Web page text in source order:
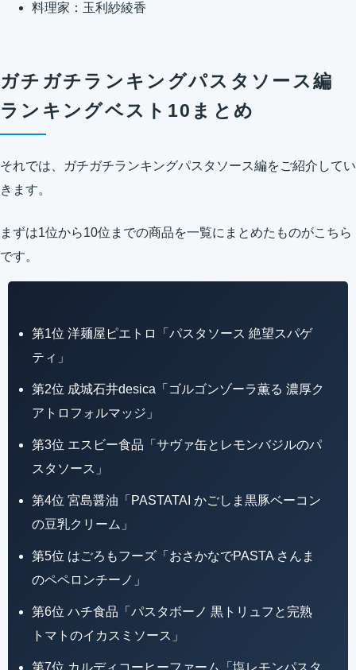
料理家：玉利紗綾香
ガチガチランキングパスタソース編
ランキングベスト10まとめ
それでは、ガチガチランキングパスタソース編をご紹介してい
きます。
まずは1位から10位までの商品を一覧にまとめたものがこちら
です。
第1位 洋麺屋ピエトロ「パスタソース 絶望スパゲ
ティ」
第2位 成城石井desica「ゴルゴンゾーラ薫る 濃厚ク
アトロフォルマッジ」
第3位 エスビー食品「サヴァ缶とレモンバジルのパ
スタソース」
第4位 宮島醤油「PASTATAI かごしま黒豚ベーコン
の豆乳クリーム」
第5位 はごろもフーズ「おさかなでPASTA さんま
のペペロンチーノ」
第6位 ハチ食品「パスタボーノ 黒トリュフと完熟
トマトのイカスミソース」